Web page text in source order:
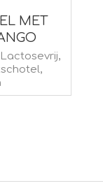
MET
Lactosevrij,
,